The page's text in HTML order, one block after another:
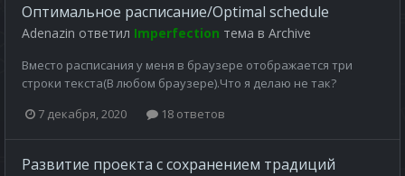
Оптимальное расписание/Optimal schedule
Adenazin ответил Imperfection тема в Archive
Вместо расписания у меня в браузере отображается три
строки текста(В любом браузере).Что я делаю не так?
7 декабря, 2020
18 ответов
Развитие проекта с сохранением традиций